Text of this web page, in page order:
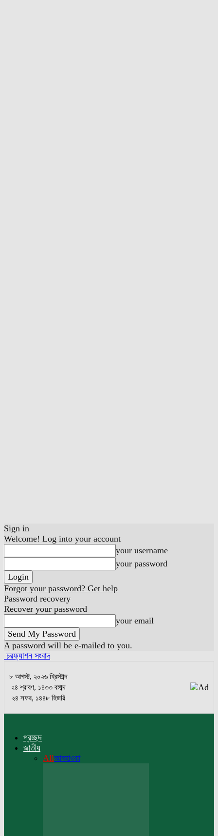
Sign in
Welcome! Log into your account
your username
your password
Forgot your password? Get help
Password recovery
Recover your password
your email
A password will be e-mailed to you.
চরফ্যাশন সংবাদ
৮ আগস্ট, ২০২৬ খ্রিস্টাব্দ
২৪ শ্রাবণ, ১৪৩৩ বঙ্গাব্দ
২৪ সফর, ১৪৪৮ হিজরি
প্রচ্ছদ
জাতীয়
Allআবহাওয়া